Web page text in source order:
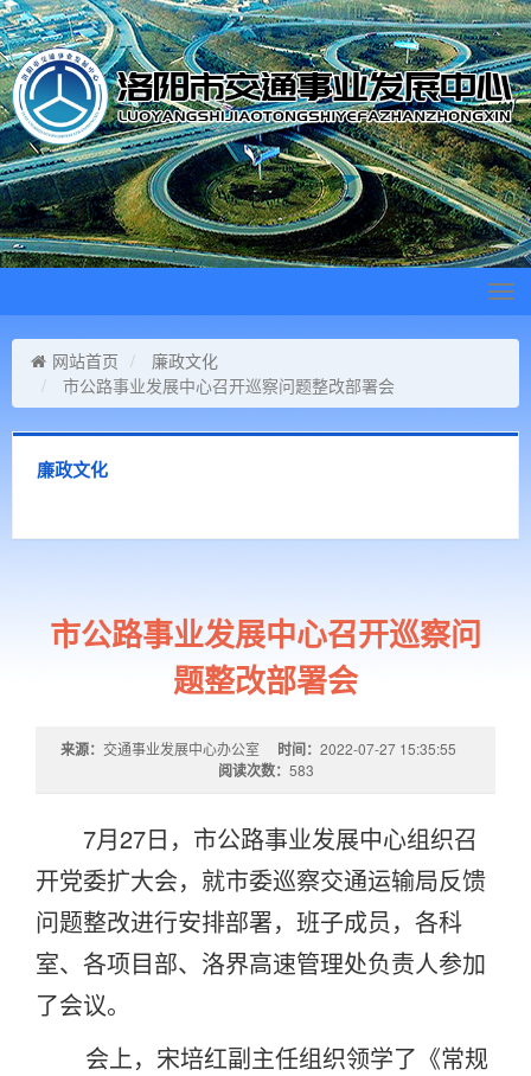
网站首页
廉政文化
市公路事业发展中心召开巡察问题整改部署会
廉政文化
市公路事业发展中心召开巡察问
题整改部署会
来源： 交通事业发展中心办公室 时间： 2022-07-27 15:35:55
阅读次数： 583
7月27日，市公路事业发展中心组织召
开党委扩大会，就市委巡察交通运输局反馈
问题整改进行安排部署，班子成员，各科
室、各项目部、洛界高速管理处负责人参加
了会议。
会上，宋培红副主任组织领学了《常规